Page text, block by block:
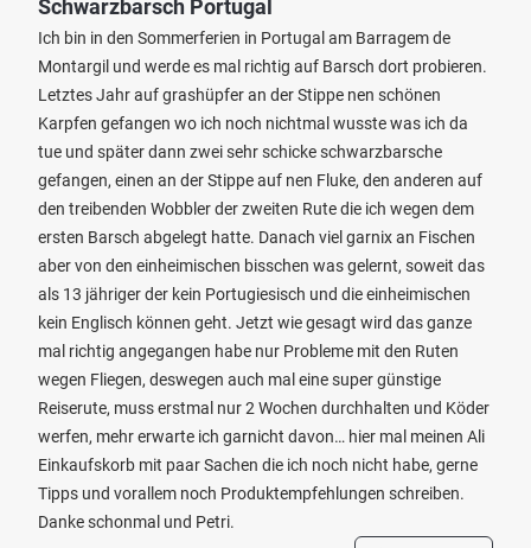
Schwarzbarsch Portugal
Ich bin in den Sommerferien in Portugal am Barragem de
Montargil und werde es mal richtig auf Barsch dort probieren.
Letztes Jahr auf grashüpfer an der Stippe nen schönen
Karpfen gefangen wo ich noch nichtmal wusste was ich da
tue und später dann zwei sehr schicke schwarzbarsche
gefangen, einen an der Stippe auf nen Fluke, den anderen auf
den treibenden Wobbler der zweiten Rute die ich wegen dem
ersten Barsch abgelegt hatte. Danach viel garnix an Fischen
aber von den einheimischen bisschen was gelernt, soweit das
als 13 jähriger der kein Portugiesisch und die einheimischen
kein Englisch können geht. Jetzt wie gesagt wird das ganze
mal richtig angegangen habe nur Probleme mit den Ruten
wegen Fliegen, deswegen auch mal eine super günstige
Reiserute, muss erstmal nur 2 Wochen durchhalten und Köder
werfen, mehr erwarte ich garnicht davon… hier mal meinen Ali
Einkaufskorb mit paar Sachen die ich noch nicht habe, gerne
Tipps und vorallem noch Produktempfehlungen schreiben.
Danke schonmal und Petri.